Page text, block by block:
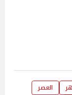
العصر